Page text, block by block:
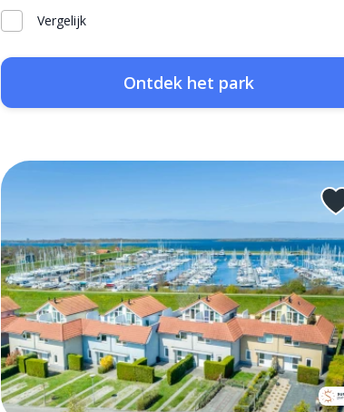
Vergelijk
Ontdek het park